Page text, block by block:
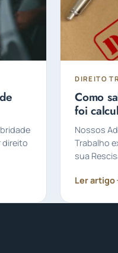
direito
DIREITO
Como
foi
Nossos
Trabalho
sua
Ler artigo